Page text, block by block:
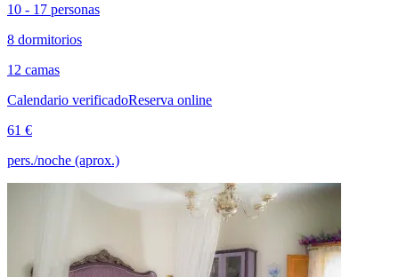
10 - 17 personas
8 dormitorios
12 camas
Calendario verificadoReserva online
61 €
pers./noche (aprox.)